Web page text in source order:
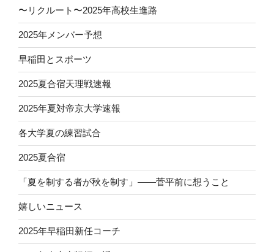
〜リクルート〜2025年高校生進路
2025年メンバー予想
早稲田とスポーツ
2025夏合宿天理戦速報
2025年夏対帝京大学速報
各大学夏の練習試合
2025夏合宿
「夏を制する者が秋を制す」——菅平前に想うこと
嬉しいニュース
2025年早稲田新任コーチ